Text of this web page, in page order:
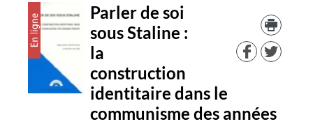
Détail
document
Parler de soi
sous Staline :
la
construction
identitaire dans le
communisme des années